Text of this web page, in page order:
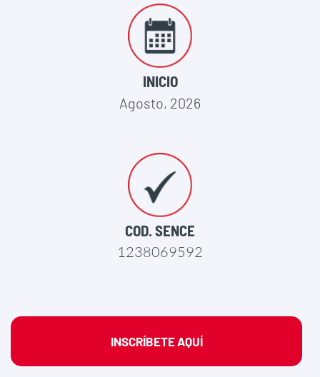
INICIO
Agosto, 2026
COD. SENCE
1238069592
INSCRÍBETE AQUÍ